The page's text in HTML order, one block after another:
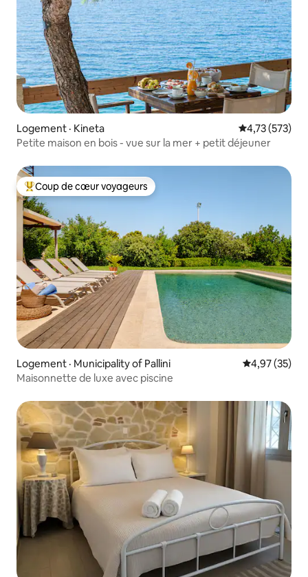
Logement · Kineta Note
4,73 (573)
Petite maison en bois - vue sur la mer + petit déjeuner
Coup de cœur voyageurs parmi les plus aimés
Coup de cœur voyageurs
Logement · Municipality of Pallini Note
4,97 (35)
Maisonnette de luxe avec piscine